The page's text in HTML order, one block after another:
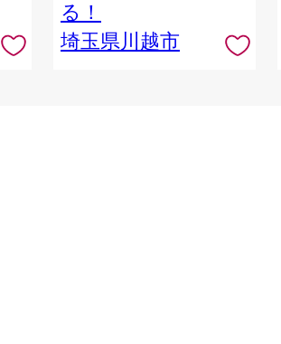
る！
埼玉県川越市